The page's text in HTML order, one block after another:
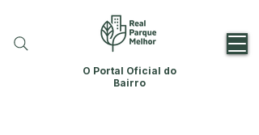
O Portal Oficial do
Bairro